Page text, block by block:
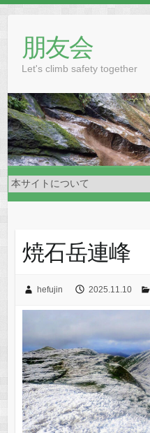
content朋友会
Let's climb safety together
焼石岳連峰
hefujin 2025.11.10